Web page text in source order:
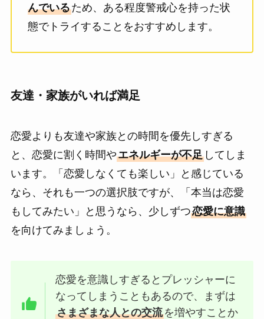
んでいるため、ある程度警戒心を持った状
態でトライすることをおすすめします。
友達・家族がいれば満足
恋愛よりも友達や家族との時間を優先しすぎる
と、恋愛に割く時間やエネルギーが不足してしま
います。「恋愛しなくても楽しい」と感じている
なら、それも一つの選択肢ですが、「本当は恋愛
もしてみたい」と思うなら、少しずつ恋愛に意識
を向けてみましょう。
恋愛を意識しすぎるとプレッシャーに
なってしまうこともあるので、まずは
さまざまな人との交流を増やすことか